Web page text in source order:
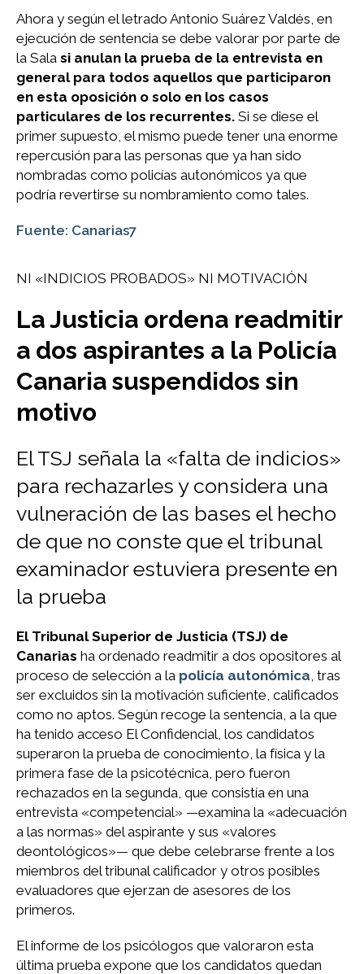
Ahora y según el letrado Antonio Suárez Valdés, en
ejecución de sentencia se debe valorar por parte de
la Sala si anulan la prueba de la entrevista en
general para todos aquellos que participaron
en esta oposición o solo en los casos
particulares de los recurrentes. Si se diese el
primer supuesto, el mismo puede tener una enorme
repercusión para las personas que ya han sido
nombradas como policías autonómicos ya que
podría revertirse su nombramiento como tales.
Fuente: Canarias7
NI «INDICIOS PROBADOS» NI MOTIVACIÓN
La Justicia ordena readmitir
a dos aspirantes a la Policía
Canaria suspendidos sin
motivo
El TSJ señala la «falta de indicios»
para rechazarles y considera una
vulneración de las bases el hecho
de que no conste que el tribunal
examinador estuviera presente en
la prueba
El Tribunal Superior de Justicia (TSJ) de
Canarias ha ordenado readmitir a dos opositores al
proceso de selección a la policía autonómica , tras
ser excluidos sin la motivación suficiente, calificados
como no aptos. Según recoge la sentencia, a la que
ha tenido acceso El Confidencial, los candidatos
superaron la prueba de conocimiento, la física y la
primera fase de la psicotécnica, pero fueron
rechazados en la segunda, que consistía en una
entrevista «competencial» —examina la «adecuación
a las normas» del aspirante y sus «valores
deontológicos»— que debe celebrarse frente a los
miembros del tribunal calificador y otros posibles
evaluadores que ejerzan de asesores de los
primeros.
El informe de los psicólogos que valoraron esta
última prueba expone que los candidatos quedan